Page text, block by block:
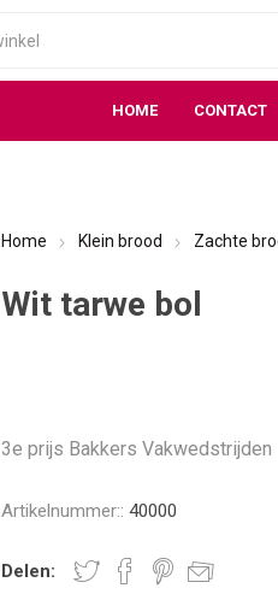
HOME CONTACT
Home Klein brood Zachte
Wit tarwe bol
3e prijs Bakkers Vakwedstrijden
Artikelnummer:: 40000
Delen: